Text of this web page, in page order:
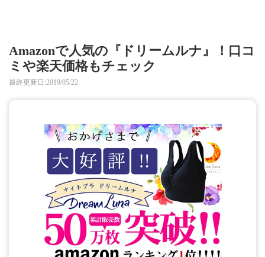
Amazonで人気の『ドリームルナ』！口コ
ミや楽天価格もチェック
最終更新日:2019/05/22